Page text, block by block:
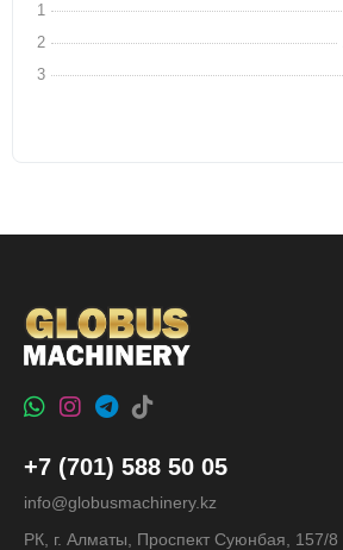
1
2
3
+7 (701) 588 50 05
info@globusmachinery.kz
РК, г. Алматы, Проспект Суюнбая, 157/8